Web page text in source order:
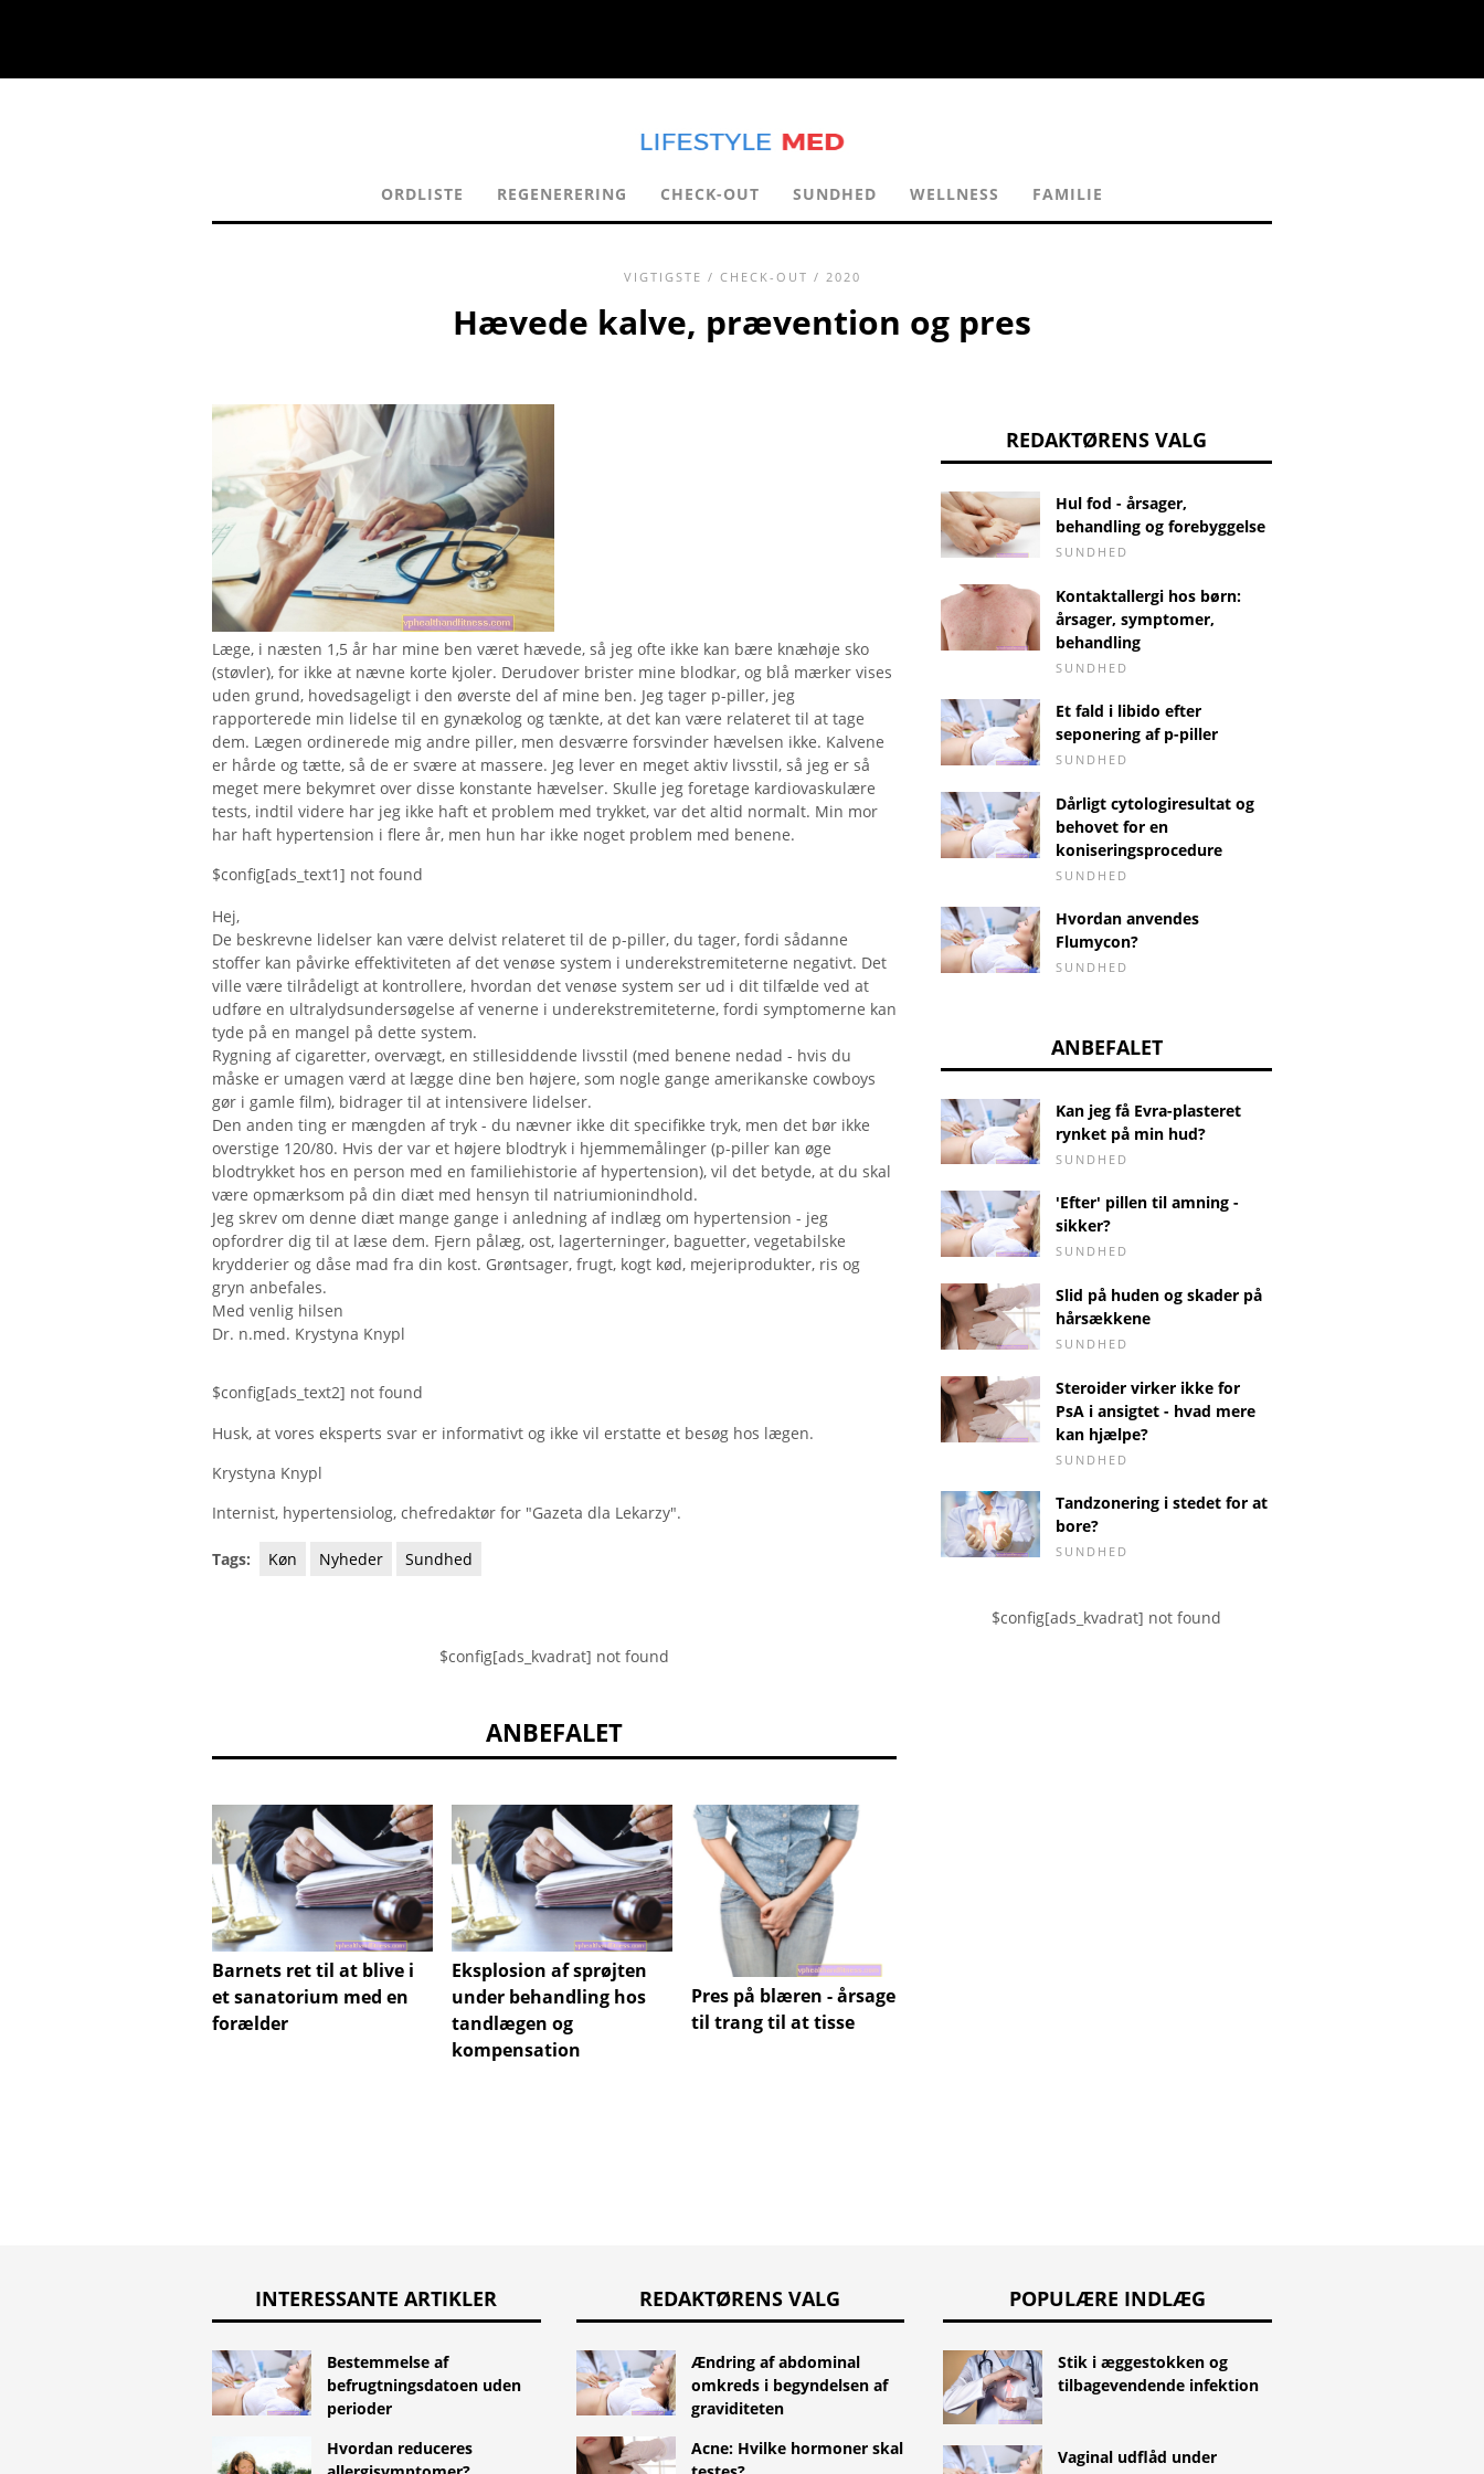
ORDLISTE REGENERERING CHECK-OUT SUNDHED WELLNESS FAMILIE
VIGTIGSTE / CHECK-OUT / 2020
Hævede kalve, prævention og pres
Læge, i næsten 1,5 år har mine ben været hævede, så jeg ofte ikke kan bære knæhøje sko
(støvler), for ikke at nævne korte kjoler. Derudover brister mine blodkar, og blå mærker vises
uden grund, hovedsageligt i den øverste del af mine ben. Jeg tager p-piller, jeg
rapporterede min lidelse til en gynækolog og tænkte, at det kan være relateret til at tage
dem. Lægen ordinerede mig andre piller, men desværre forsvinder hævelsen ikke. Kalvene
er hårde og tætte, så de er svære at massere. Jeg lever en meget aktiv livsstil, så jeg er så
meget mere bekymret over disse konstante hævelser. Skulle jeg foretage kardiovaskulære
tests, indtil videre har jeg ikke haft et problem med trykket, var det altid normalt. Min mor
har haft hypertension i flere år, men hun har ikke noget problem med benene.
$config[ads_text1] not found
Hej,
De beskrevne lidelser kan være delvist relateret til de p-piller, du tager, fordi sådanne
stoffer kan påvirke effektiviteten af ​​det venøse system i underekstremiteterne negativt. Det
ville være tilrådeligt at kontrollere, hvordan det venøse system ser ud i dit tilfælde ved at
udføre en ultralydsundersøgelse af venerne i underekstremiteterne, fordi symptomerne kan
tyde på en mangel på dette system.
Rygning af cigaretter, overvægt, en stillesiddende livsstil (med benene nedad - hvis du
måske er umagen værd at lægge dine ben højere, som nogle gange amerikanske cowboys
gør i gamle film), bidrager til at intensivere lidelser.
Den anden ting er mængden af ​​tryk - du nævner ikke dit specifikke tryk, men det bør ikke
overstige 120/80. Hvis der var et højere blodtryk i hjemmemålinger (p-piller kan øge
blodtrykket hos en person med en familiehistorie af hypertension), vil det betyde, at du skal
være opmærksom på din diæt med hensyn til natriumionindhold.
Jeg skrev om denne diæt mange gange i anledning af indlæg om hypertension - jeg
opfordrer dig til at læse dem. Fjern pålæg, ost, lagerterninger, baguetter, vegetabilske
krydderier og dåse mad fra din kost. Grøntsager, frugt, kogt kød, mejeriprodukter, ris og
gryn anbefales.
Med venlig hilsen
Dr. n.med. Krystyna Knypl
$config[ads_text2] not found
Husk, at vores eksperts svar er informativt og ikke vil erstatte et besøg hos lægen.
Krystyna Knypl
Internist, hypertensiolog, chefredaktør for "Gazeta dla Lekarzy".
Tags: Køn Nyheder Sundhed
$config[ads_kvadrat] not found
ANBEFALET
Barnets ret til at blive i
et sanatorium med en
forælder
Eksplosion af sprøjten
under behandling hos
tandlægen og
kompensation
Pres på blæren - årsager
til trang til at tisse
REDAKTØRENS VALG
Hul fod - årsager,
behandling og forebyggelse
SUNDHED
Kontaktallergi hos børn:
årsager, symptomer,
behandling
SUNDHED
Et fald i libido efter
seponering af p-piller
SUNDHED
Dårligt cytologiresultat og
behovet for en
koniseringsprocedure
SUNDHED
Hvordan anvendes
Flumycon?
SUNDHED
ANBEFALET
Kan jeg få Evra-plasteret
rynket på min hud?
SUNDHED
'Efter' pillen til amning -
sikker?
SUNDHED
Slid på huden og skader på
hårsækkene
SUNDHED
Steroider virker ikke for
PsA i ansigtet - hvad mere
kan hjælpe?
SUNDHED
Tandzonering i stedet for at
bore?
SUNDHED
$config[ads_kvadrat] not found
INTERESSANTE ARTIKLER
Bestemmelse af
befrugtningsdatoen uden
perioder
Hvordan reduceres
REDAKTØRENS VALG
Ændring af abdominal
omkreds i begyndelsen af ​​
graviditeten
Acne: Hvilke hormoner skal
POPULÆRE INDLÆG
Stik i æggestokken og
tilbagevendende infektion
Vaginal udflåd under